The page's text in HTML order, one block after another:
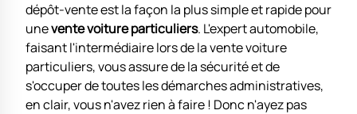
dépôt-vente est la façon la plus simple et rapide pour
unevente voiture particuliers. L'expert automobile,
faisant l'intermédiaire lors de la vente voiture
particuliers, vous assure de la sécurité et de
s'occuper de toutes les démarches administratives,
en clair, vous n'avez rien à faire ! Donc n'ayez pas